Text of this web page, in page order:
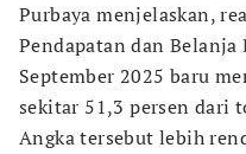
Purbaya menjelaskan,
Pendapatan dan Belanja
September 2025 baru
sekitar 51,3 persen dari
Angka tersebut lebih